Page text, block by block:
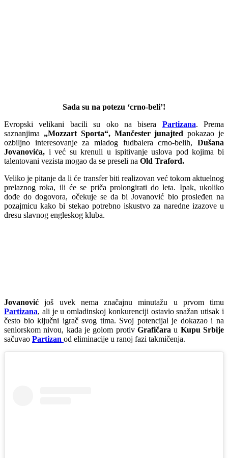
Sada su na potezu ‘crno-beli’!
Evropski velikani bacili su oko na bisera Partizana. Prema
saznanjima „Mozzart Sporta“, Mančester junajted pokazao je
ozbiljno interesovanje za mladog fudbalera crno-belih, Dušana
Jovanovića, i već su krenuli u ispitivanje uslova pod kojima bi
talentovani vezista mogao da se preseli na Old Traford.
Veliko je pitanje da li će transfer biti realizovan već tokom aktuelnog
prelaznog roka, ili će se priča prolongirati do leta. Ipak, ukoliko
dođe do dogovora, očekuje se da bi Jovanović bio prosleđen na
pozajmicu kako bi stekao potrebno iskustvo za naredne izazove u
dresu slavnog engleskog kluba.
Jovanović još uvek nema značajnu minutažu u prvom timu
Partizana, ali je u omladinskoj konkurenciji ostavio snažan utisak i
često bio ključni igrač svog tima. Svoj potencijal je dokazao i na
seniorskom nivou, kada je golom protiv Grafičara u Kupu Srbije
sačuvao Partizan od eliminacije u ranoj fazi takmičenja.